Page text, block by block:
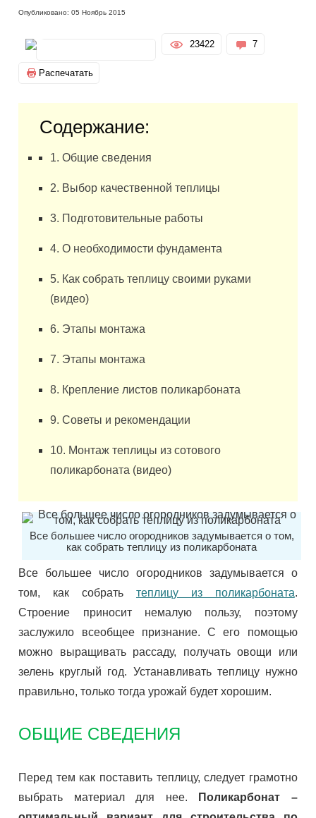
Опубликовано: 05 Ноябрь 2015
23422 7
Распечатать
Содержание:
1. Общие сведения
2. Выбор качественной теплицы
3. Подготовительные работы
4. О необходимости фундамента
5. Как собрать теплицу своими руками
(видео)
6. Этапы монтажа
7. Этапы монтажа
8. Крепление листов поликарбоната
9. Советы и рекомендации
10. Монтаж теплицы из сотового
поликарбоната (видео)
Все большее число огородников задумывается о том,
как собрать теплицу из поликарбоната
Все большее число огородников задумывается о
том, как собрать теплицу из поликарбоната.
Строение приносит немалую пользу, поэтому
заслужило всеобщее признание. С его помощью
можно выращивать рассаду, получать овощи или
зелень круглый год. Устанавливать теплицу нужно
правильно, только тогда урожай будет хорошим.
ОБЩИЕ СВЕДЕНИЯ
Перед тем как поставить теплицу, следует грамотно
выбрать материал для нее.
Поликарбонат –